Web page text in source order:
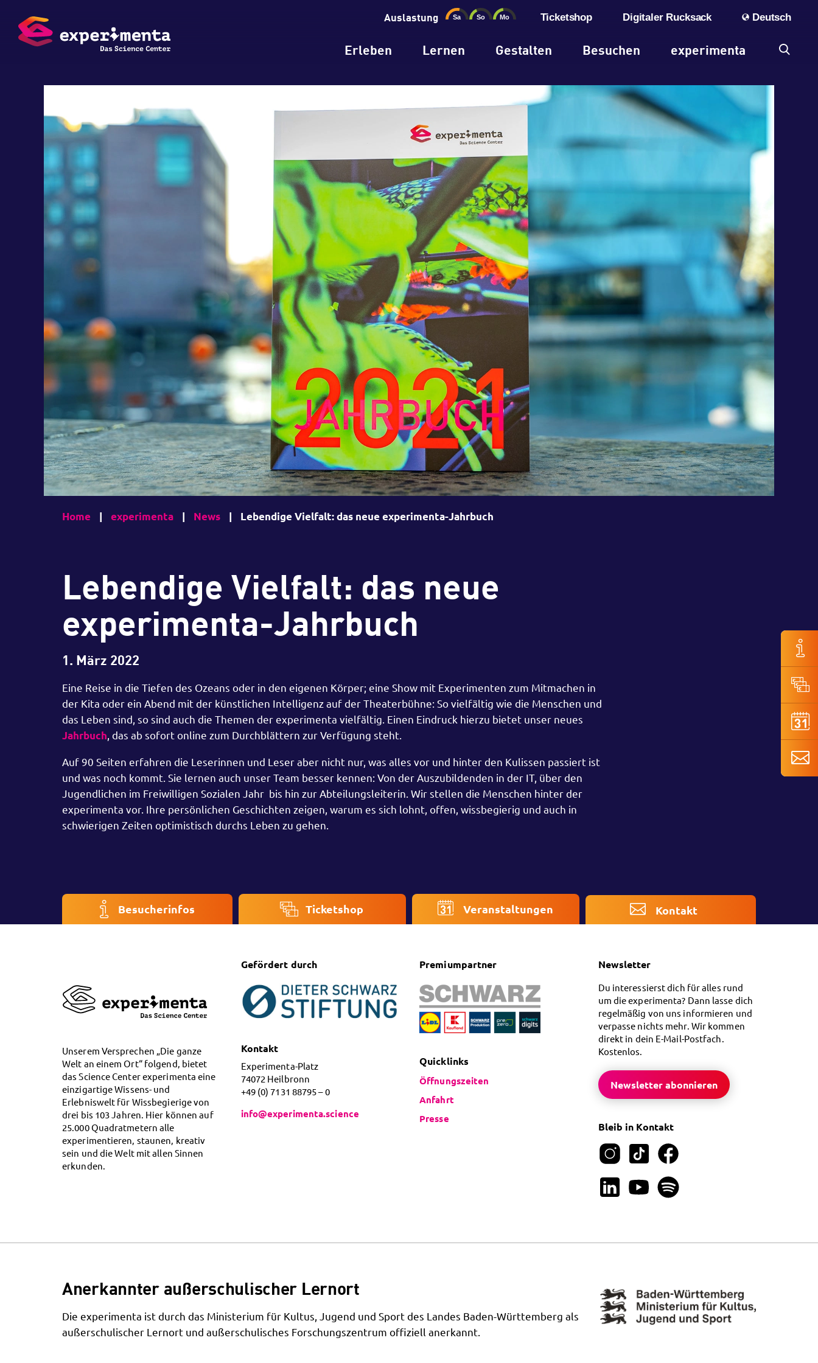
Auslastung Ticketshop Digitaler Rucksack Deutsch
Erleben Lernen Gestalten Besuchen experimenta
Home | experimenta | News | Lebendige Vielfalt: das neue experimenta-Jahrbuch
Lebendige Vielfalt: das neue
experimenta-Jahrbuch
1. März 2022
Eine Reise in die Tiefen des Ozeans oder in den eigenen Körper; eine Show mit Experimenten zum Mitmachen in
der Kita oder ein Abend mit der künstlichen Intelligenz auf der Theaterbühne: So vielfältig wie die Menschen und
das Leben sind, so sind auch die Themen der experimenta vielfältig. Einen Eindruck hierzu bietet unser neues
Jahrbuch , das ab sofort online zum Durchblättern zur Verfügung steht.
Auf 90 Seiten erfahren die Leserinnen und Leser aber nicht nur, was alles vor und hinter den Kulissen passiert ist
und was noch kommt. Sie lernen auch unser Team besser kennen: Von der Auszubildenden in der IT, über den
Jugendlichen im Freiwilligen Sozialen Jahr bis hin zur Abteilungsleiterin. Wir stellen die Menschen hinter der
experimenta vor. Ihre persönlichen Geschichten zeigen, warum es sich lohnt, offen, wissbegierig und auch in
schwierigen Zeiten optimistisch durchs Leben zu gehen.
Besucherinfos Ticketshop Veranstaltungen Kontakt
Unserem Versprechen „Die ganze
Welt an einem Ort“ folgend, bietet
das Science Center experimenta eine
einzigartige Wissens- und
Erlebniswelt für Wissbegierige von
drei bis 103 Jahren. Hier können auf
25.000 Quadratmetern alle
experimentieren, staunen, kreativ
sein und die Welt mit allen Sinnen
erkunden.
Gefördert durch
Kontakt
Experimenta-Platz
74072 Heilbronn
+49 (0) 7131 88795 – 0
info@experimenta.science
Premiumpartner
Quicklinks
Öffnungszeiten
Anfahrt
Presse
Newsletter
Du interessierst dich für alles rund
um die experimenta? Dann lasse dich
regelmäßig von uns informieren und
verpasse nichts mehr. Wir kommen
direkt in dein E-Mail-Postfach.
Kostenlos.
Newsletter abonnieren
Bleib in Kontakt
Anerkannter außerschulischer Lernort
Die experimenta ist durch das Ministerium für Kultus, Jugend und Sport des Landes Baden-Württemberg als
außerschulischer Lernort und außerschulisches Forschungszentrum offiziell anerkannt.